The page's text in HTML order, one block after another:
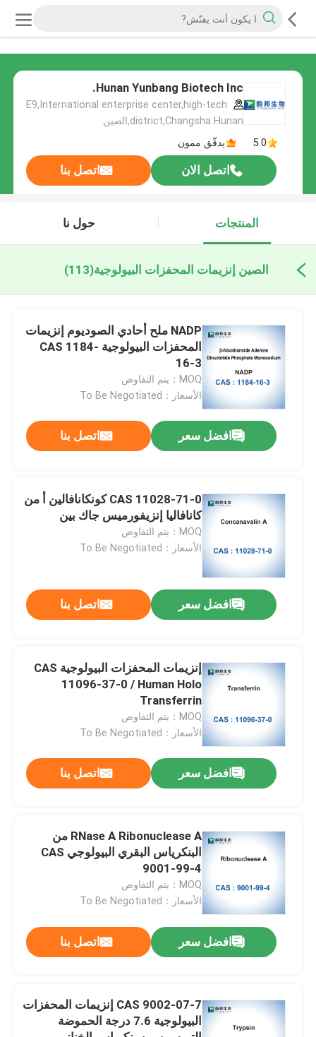
Hunan Yunbang Biotech Inc.
E9,International enterprise center,high-tech
district,Changsha Hunan,الصين
5.0
يدقّق ممون
اتصل الان اتصل بنا
المنتجات حول نا
الصين إنزيمات المحفزات البيولوجية(113)
NADP ملح أحادي الصوديوم إنزيمات
المحفزات البيولوجية CAS 1184-
16-3
MOQ：يتم التفاوض
الأسعار：To Be Negotiated
افضل سعر اتصل بنا
CAS 11028-71-0 كونكانافالين أ من
كانافاليا إنزيفورميس جاك بين
MOQ：يتم التفاوض
الأسعار：To Be Negotiated
افضل سعر اتصل بنا
إنزيمات المحفزات البيولوجية CAS
11096-37-0 / Human Holo
Transferrin
MOQ：يتم التفاوض
الأسعار：To Be Negotiated
افضل سعر اتصل بنا
RNase A Ribonuclease A من
البنكرياس البقري البيولوجي CAS
9001-99-4
MOQ：يتم التفاوض
الأسعار：To Be Negotiated
افضل سعر اتصل بنا
CAS 9002-07-7 إنزيمات المحفزات
البيولوجية 7.6 درجة الحموضة